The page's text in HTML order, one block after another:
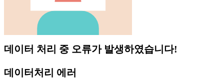
데이터 처리 중 오류가 발생하였습니다!
데이터처리 에러